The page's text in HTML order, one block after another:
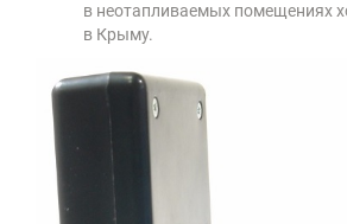
в неотапливаемых помещениях
в Крыму.